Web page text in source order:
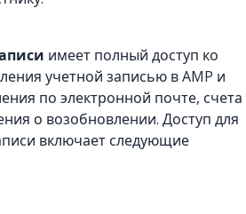
имеет полный доступ ко
учетной записью в AMP и
по электронной почте, счета
о возобновлении. Доступ для
включает следующие